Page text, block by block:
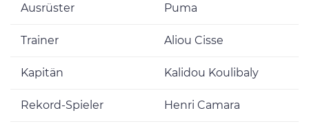
Ausrüster Puma
Trainer Aliou Cisse
Kapitän Kalidou Koulibaly
Rekord-Spieler Henri Camara